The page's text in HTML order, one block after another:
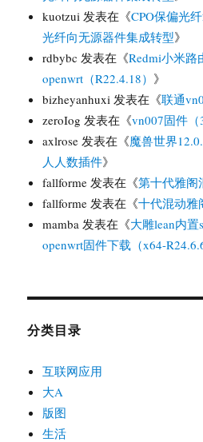
kuotzui 发表在《CPO保偏光
光纤向无源器件集成转型》
rdbybc 发表在《Redmi小米
openwrt（R22.4.18） 》
bizheyanhuxi 发表在《联通
zeroIog 发表在《vn007固件
axlrose 发表在《魔兽世界
人人数插件》
fallforme 发表在《第十代雅阁
fallforme 发表在《十代混动雅
mamba 发表在《大雕lean内置
openwrt固件下载（x64-R24.6.6
分类目录
互联网应用
大A
版图
生活